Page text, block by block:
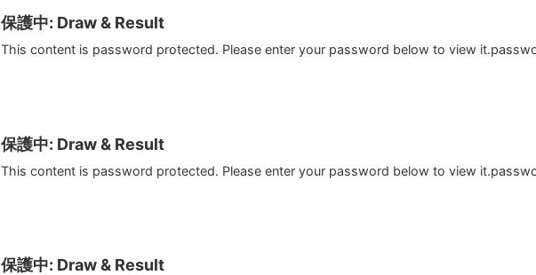
保護中: Draw & Result
This content is password protected. Please enter your password below to view
保護中: Draw & Result
This content is password protected. Please enter your password below to view
保護中: Draw & Result